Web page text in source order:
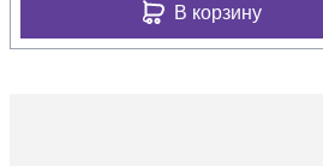
В корзину